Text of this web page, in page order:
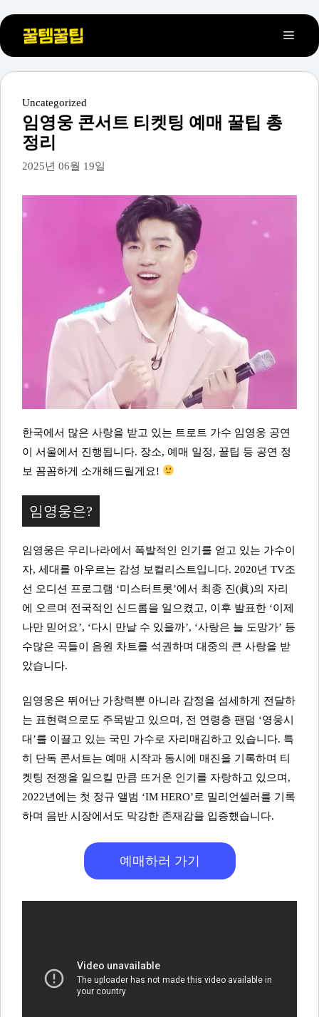
컨
텐
로
메
카
테
고
리
Uncategorized
임영웅 콘서트 티켓팅 예매 꿀팁 총
정리
2025년 06월 19일
한국에서 많은 사랑을 받고 있는 트로트 가수 임영웅 공연
이 서울에서 진행됩니다. 장소, 예매 일정, 꿀팁 등 공연 정
보 꼼꼼하게 소개해드릴게요!
임영웅은?
임영웅은 우리나라에서 폭발적인 인기를 얻고 있는 가수이
자, 세대를 아우르는 감성 보컬리스트입니다. 2020년 TV조
선 오디션 프로그램 ‘미스터트롯’에서 최종 진(眞)의 자리
에 오르며 전국적인 신드롬을 일으켰고, 이후 발표한 ‘이제
나만 믿어요’, ‘다시 만날 수 있을까’, ‘사랑은 늘 도망가’ 등
수많은 곡들이 음원 차트를 석권하며 대중의 큰 사랑을 받
았습니다.
임영웅은 뛰어난 가창력뿐 아니라 감정을 섬세하게 전달하
는 표현력으로도 주목받고 있으며, 전 연령층 팬덤 ‘영웅시
대’를 이끌고 있는 국민 가수로 자리매김하고 있습니다. 특
히 단독 콘서트는 예매 시작과 동시에 매진을 기록하며 티
켓팅 전쟁을 일으킬 만큼 뜨거운 인기를 자랑하고 있으며,
2022년에는 첫 정규 앨범 ‘IM HERO’로 밀리언셀러를 기록
하며 음반 시장에서도 막강한 존재감을 입증했습니다.
예매하러 가기